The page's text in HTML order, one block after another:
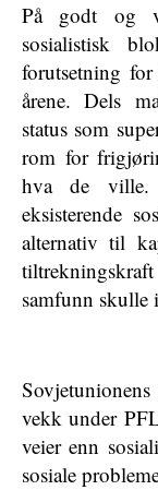
På godt og
sosialistisk
forutsetning
årene. Dels
status som
rom for
hva de ville.
eksisterende
alternativ til
samfunn skulle
vekk under
veier enn
sosiale